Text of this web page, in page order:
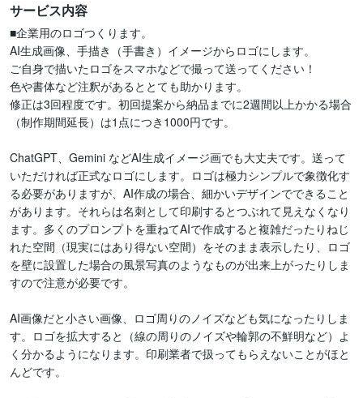
サービス内容
■企業用のロゴつくります。
AI生成画像、手描き（手書き）イメージからロゴにします。
ご自身で描いたロゴをスマホなどで撮って送ってください！
色や書体など注釈があるととても助かります。
修正は3回程度です。初回提案から納品までに2週間以上かかる場合
（制作期間延長）は1点につき1000円です。
ChatGPT、Gemini などAI生成イメージ画でも大丈夫です。送って
いただければ正式なロゴにします。ロゴは極力シンプルで象徴化す
る必要がありますが、AI作成の場合、細かいデザインでできること
があります。それらは名刺として印刷するとつぶれて見えなくなり
ます。多くのプロンプトを重ねてAIで作成すると複雑だったりねじ
れた空間（現実にはあり得ない空間）をそのまま表示したり、ロゴ
を壁に設置した場合の風景写真のようなものが出来上がったりしま
すので注意が必要です。
AI画像だと小さい画像、ロゴ周りのノイズなども気になったりしま
す。ロゴを拡大すると（線の周りのノイズや輪郭の不鮮明など）よ
く分かるようになります。印刷業者で扱ってもらえないことがほと
んどです。